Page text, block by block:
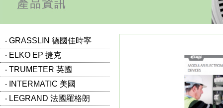
‧ GRASSLIN 德國佳時寧
‧ ELKO EP 捷克
‧ TRUMETER 英國
‧ INTERMATIC 美國
‧ LEGRAND 法國羅格朗